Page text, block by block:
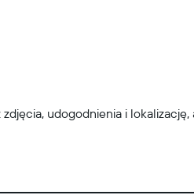
udogodnienia i